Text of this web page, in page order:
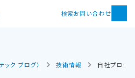
検索お問い合わせ
ク ブログ） 技術情報 自社プロダ